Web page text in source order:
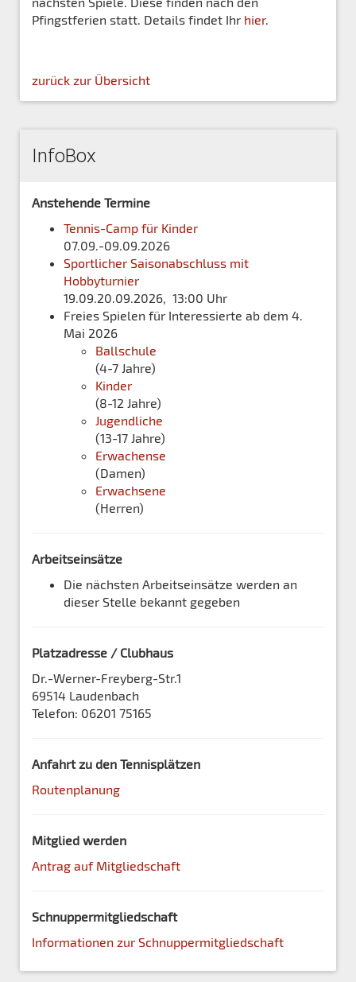
Pfingstferien statt. Details findet Ihr hier.
zurück zur Übersicht
InfoBox
Anstehende Termine
Tennis-Camp für Kinder
07.09.-09.09.2026
Sportlicher Saisonabschluss mit
Hobbyturnier
19.09.20.09.2026, 13:00 Uhr
Freies Spielen für Interessierte ab dem 4.
Mai 2026
Ballschule
(4-7 Jahre)
Kinder
(8-12 Jahre)
Jugendliche
(13-17 Jahre)
Erwachense
(Damen)
Erwachsene
(Herren)
Arbeitseinsätze
Die nächsten Arbeitseinsätze werden an
dieser Stelle bekannt gegeben
Platzadresse / Clubhaus
Dr.-Werner-Freyberg-Str.1
69514 Laudenbach
Telefon: 06201 75165
Anfahrt zu den Tennisplätzen
Routenplanung
Mitglied werden
Antrag auf Mitgliedschaft
Schnuppermitgliedschaft
Informationen zur Schnuppermitgliedschaft